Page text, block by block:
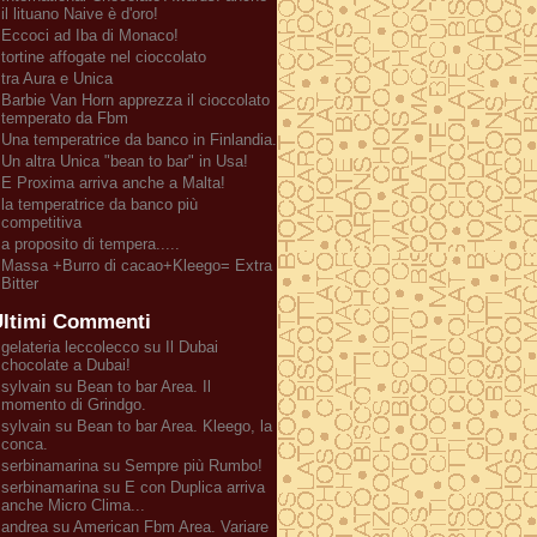
il lituano Naive è d'oro!
Eccoci ad Iba di Monaco!
tortine affogate nel cioccolato
tra Aura e Unica
Barbie Van Horn apprezza il cioccolato
temperato da Fbm
Una temperatrice da banco in Finlandia.
Un altra Unica "bean to bar" in Usa!
E Proxima arriva anche a Malta!
la temperatrice da banco più
competitiva
a proposito di tempera.....
Massa +Burro di cacao+Kleego= Extra
Bitter
Commenti
gelateria leccolecco su Il Dubai
chocolate a Dubai!
sylvain su Bean to bar Area. Il
momento di Grindgo.
sylvain su Bean to bar Area. Kleego, la
conca.
serbinamarina su Sempre più Rumbo!
serbinamarina su E con Duplica arriva
anche Micro Clima...
andrea su American Fbm Area. Variare